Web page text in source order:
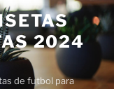
2024
de futbol para